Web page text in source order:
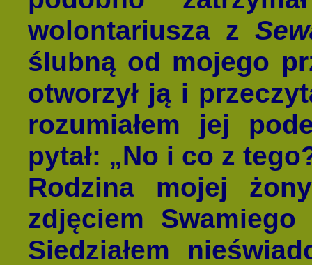
wolontariusza z
ślubną od mojego
otworzył ją i
rozumiałem jej
pytał: „No i co z
Rodzina mojej
zdjęciem
Siedziałem